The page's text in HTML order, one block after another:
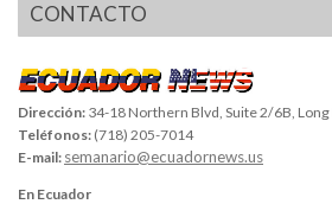
CONTACTO
Dirección: 34-18 Northern Blvd, Suite 2/6B, Long
Teléfonos: (718) 205-7014
E-mail: semanario@ecuadornews.us
En Ecuador